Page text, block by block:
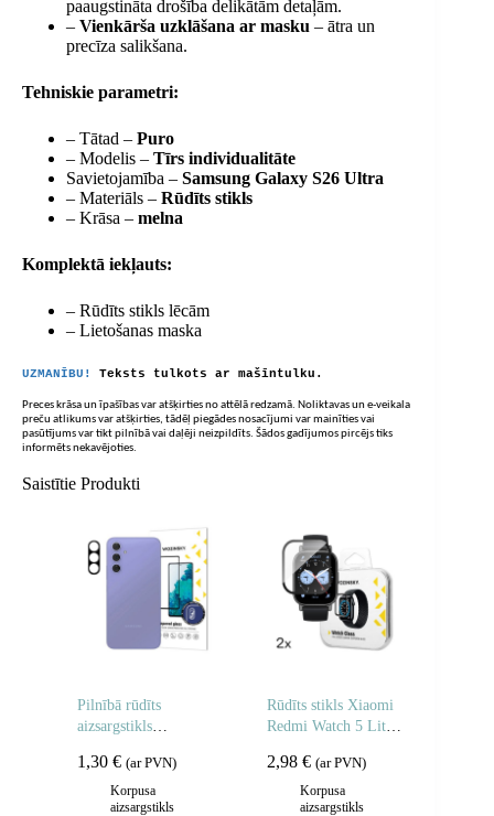
paaugstināta drošība delikātām detaļām.
– Vienkārša uzklāšana ar masku – ātra un
precīza salikšana.
Tehniskie parametri:
– Tātad – Puro
– Modelis – Tīrs individualitāte
Savietojamība – Samsung Galaxy S26 Ultra
– Materiāls – Rūdīts stikls
– Krāsa – melna
Komplektā iekļauts:
– Rūdīts stikls lēcām
– Lietošanas maska
UZMANĪBU! Teksts tulkots ar mašīntulku.
Preces krāsa un īpašības var atšķirties no attēlā redzamā. Noliktavas un e-veikala
preču atlikums var atšķirties, tādēļ piegādes nosacījumi var mainīties vai
pasūtījums var tikt pilnībā vai daļēji neizpildīts. Šādos gadījumos pircējs tiks
informēts nekavējoties.
Saistītie Produkti
Pilnībā rūdīts
aizsargstikls
Edge pilnai kamerai
1,30 € (ar PVN)
Korpusa
aizsargstikls
Rūdīts stikls Xiaomi
Redmi Watch 5 Lite
2,98€ (ar PVN)
Korpusa
aizsargstikls